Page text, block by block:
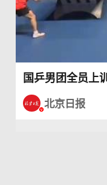
国乒男团全员上
北京日报